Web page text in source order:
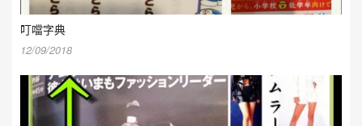
叮噹字典
12/09/2018